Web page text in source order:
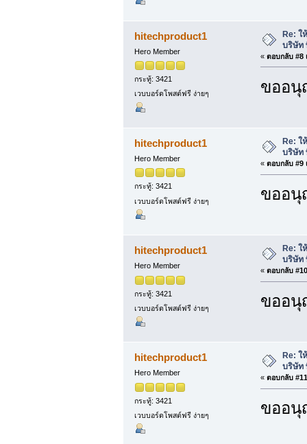
hitechproduct1
Hero Member
กระทู้: 3421
เวบบอร์ดโพสต์ฟรี ง่ายๆ
Re: ใ
บริษัท
« ตอบกลับ #8
ขออนุ
hitechproduct1
Hero Member
กระทู้: 3421
เวบบอร์ดโพสต์ฟรี ง่ายๆ
Re: ใ
บริษัท
« ตอบกลับ #9
ขออนุ
hitechproduct1
Hero Member
กระทู้: 3421
เวบบอร์ดโพสต์ฟรี ง่ายๆ
Re: ใ
บริษัท
« ตอบกลับ
ขออนุ
hitechproduct1
Hero Member
กระทู้: 3421
เวบบอร์ดโพสต์ฟรี ง่ายๆ
Re: ใ
บริษัท
« ตอบกลับ
ขออนุ